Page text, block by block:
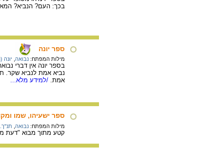
בכך: העם? הנביא?
ספר יונה
מילות המפתח: נבואה יונה
בספר יונה אין דברי
נביא אמת לנביא שקר.
אמת. /למידע מלא...
ספר ישעיהו, שמו
מילות המפתח: נבואה תנ"ך.
קטע מתוך מבוא "דעת